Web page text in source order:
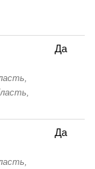
Да
Да